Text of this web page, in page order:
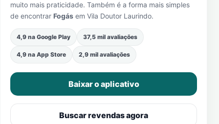
muito mais praticidade. Também é a forma mais simples
de encontrar Fogás em Vila Doutor Laurindo.
4,9 na Google Play 37,5 mil avaliações
4,9 na App Store 2,9 mil avaliações
Baixar o aplicativo
Buscar revendas agora